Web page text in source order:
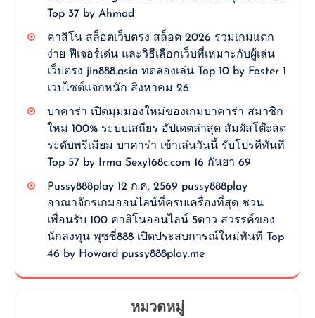
Top 37 by Ahmad
คาสิโน สล็อตเว็บตรง สล็อต 2026 รวมเกมแตก
ง่าย ฟีเจอร์เด่น และวิธีเลือกเว็บที่เหมาะกับผู้เล่น
เว็บตรง jin888.asia ทดลองเล่น Top 10 by Foster 1
เวปไซต์แจกหนัก สิงหาคม 26
บาคาร่า เปิดมุมมองใหม่ของเกมบาคาร่า สมาชิก
ใหม่ 100% ระบบเสถียร อัปเดตล่าสุด สัมผัสโต๊ะสด
ระดับพรีเมียม บาคาร่า เข้าเล่นวันนี้ รับโปรดีทันที
Top 57 by Irma Sexy168c.com 16 กันยา 69
Pussy888play 12 ก.ค. 2569 pussy888play
อาณาจักรเกมออนไลน์ที่ครบเครื่องที่สุด ชวน
เพื่อนรับ 100 คาสิโนออนไลน์ 5ดาว สวรรค์ของ
นักลงทุน พุซซี่888 เปิดประสบการณ์ใหม่ทันที Top
46 by Howard pussy888play.me
หมวดหมู่